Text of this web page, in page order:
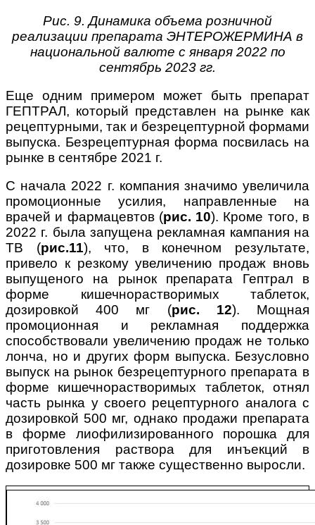
Рис. 9. Динамика объема розничной
реализации препарата ЭНТЕРОЖЕРМИНА в
национальной валюте с января 2022 по
сентябрь 2023 гг.
Еще одним примером может быть препарат
ГЕПТРАЛ, который представлен на рынке как
рецептурными, так и безрецептурной формами
выпуска. Безрецептурная форма посвилась на
рынке в сентябре 2021 г.
С начала 2022 г. компания значимо увеличила
промоционные усилия, направленные на
врачей и фармацевтов (рис. 10). Кроме того, в
2022 г. была запущена рекламная кампания на
ТВ (рис.11), что, в конечном результате,
привело к резкому увеличению продаж вновь
выпущеного на рынок препарата Гептрал в
форме кишечнорастворимых таблеток,
дозировкой 400 мг (рис. 12). Мощная
промоционная и рекламная поддержка
способствовали увеличению продаж не только
лонча, но и других форм выпуска. Безусловно
выпуск на рынок безрецептурного препарата в
форме кишечнорастворимых таблеток, отнял
часть рынка у своего рецептурного аналога с
дозировкой 500 мг, однако продажи препарата
в форме лиофилизированного порошка для
приготовления раствора для инъекций в
дозировке 500 мг также существенно выросли.